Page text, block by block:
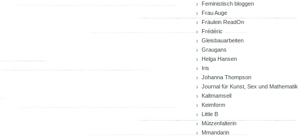
Feministisch bloggen
Frau Auge
Fräulein ReadOn
Frédéric
Gleisbauarbeiten
Graugans
Helga Hansen
Iris
Johanna Thompson
Journal für Kunst, Sex und Mathematik
Kaltmamsell
Keimform
Little B
Mützenfalterin
Mmandarin